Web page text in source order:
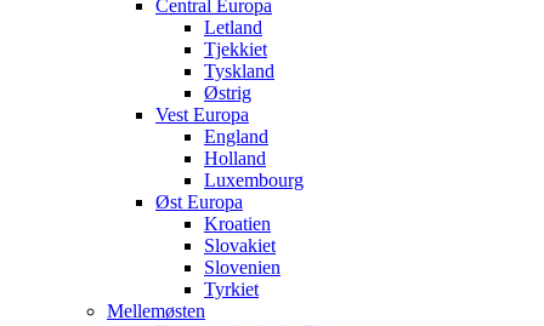
Central Europa
Letland
Tjekkiet
Tyskland
Østrig
Vest Europa
England
Holland
Luxembourg
Øst Europa
Kroatien
Slovakiet
Slovenien
Tyrkiet
Mellemøsten